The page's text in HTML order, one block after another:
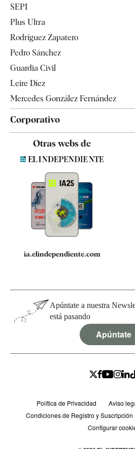
Televisión
SEPI
Plus Ultra
Rodríguez Zapatero
Pedro Sánchez
Guardia Civil
Leire Díez
Mercedes González Fernández
Corporativo
Quiénes somos
Especificaciones
Otras webs de
ia.elindependiente.com
Apúntate a nuestra
está pasando
Apúntate
Política de Privacidad
Aviso
Condiciones de Registro y Suscripción
Configurar